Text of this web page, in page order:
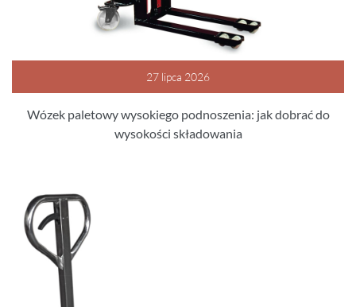
27 lipca 2026
Wózek paletowy wysokiego podnoszenia: jak dobrać do
wysokości składowania